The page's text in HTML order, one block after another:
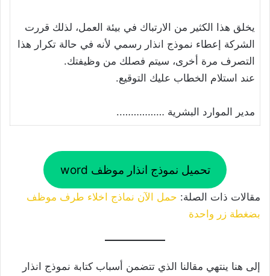
يخلق هذا الكثير من الارتباك في بيئة العمل، لذلك قررت
الشركة إعطاء نموذج انذار رسمي لأنه في حالة تكرار هذا
التصرف مرة أخرى، سيتم فصلك من وظيفتك.
عند استلام الخطاب عليك التوقيع.
مدير الموارد البشرية ……………..
تحميل نموذج انذار موظف word
مقالات ذات الصلة: حمل الآن نماذج اخلاء طرف موظف
بضغطة زر واحدة
إلى هنا ينتهي مقالنا الذي تتضمن أسباب كتابة نموذج انذار